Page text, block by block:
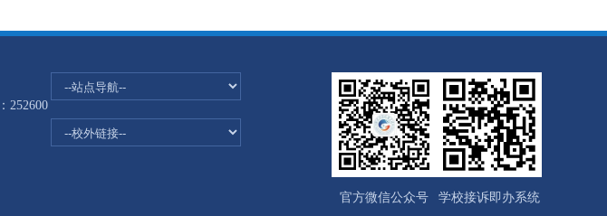
252600
官方微信公众号 学校接诉即办系统